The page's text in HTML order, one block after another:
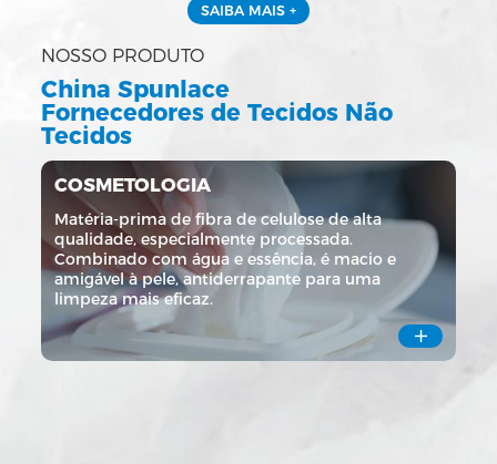
SAIBA MAIS +
NOSSO PRODUTO
China Spunlace
Fornecedores de Tecidos Não
Tecidos
COSMETOLOGIA
Matéria-prima de fibra de celulose de alta
qualidade, especialmente processada.
Combinado com água e essência, é macio e
amigável à pele, antiderrapante para uma
limpeza mais eficaz.
